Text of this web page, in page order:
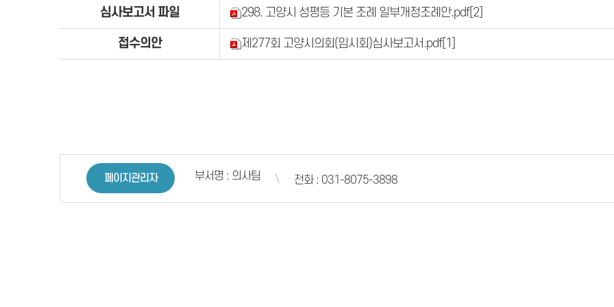
심사보고서 파일 298. 고양시 성평등 기본 조례 일부개정조례안.pdf[2]
접수의안 제277회 고양시의회(임시회)심사보고서.pdf[1]
페이지관리자 부서명 : 의사팀 전화 : 031-8075-3898